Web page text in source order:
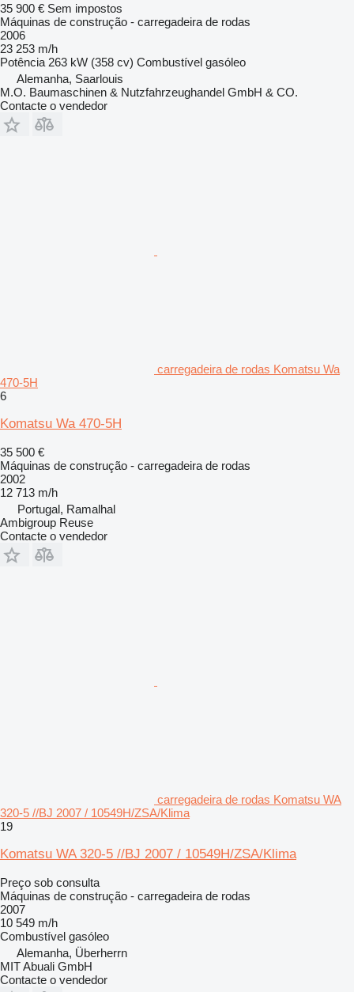
35 900 € Sem impostos
Máquinas de construção - carregadeira de rodas
2006
23 253 m/h
Potência 263 kW (358 cv) Combustível gasóleo
Alemanha, Saarlouis
M.O. Baumaschinen & Nutzfahrzeughandel GmbH & CO.
Contacte o vendedor
carregadeira de rodas Komatsu Wa
470-5H
6
Komatsu Wa 470-5H
35 500 €
Máquinas de construção - carregadeira de rodas
2002
12 713 m/h
Portugal, Ramalhal
Ambigroup Reuse
Contacte o vendedor
carregadeira de rodas Komatsu WA
320-5 //BJ 2007 / 10549H/ZSA/Klima
19
Komatsu WA 320-5 //BJ 2007 / 10549H/ZSA/Klima
Preço sob consulta
Máquinas de construção - carregadeira de rodas
2007
10 549 m/h
Combustível gasóleo
Alemanha, Überherrn
MIT Abuali GmbH
Contacte o vendedor